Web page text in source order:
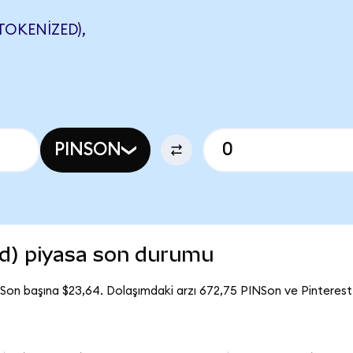
PINSON
piyasa son durumu
başına $23,64. Dolaşımdaki arzı 672,75 PINSon ve